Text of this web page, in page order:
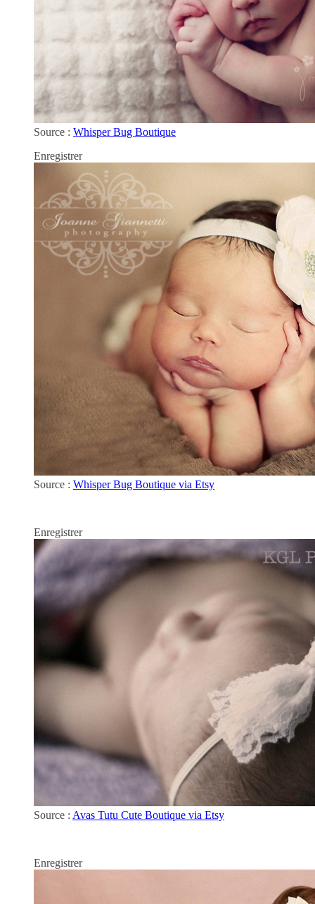
Source : Whisper Bug Boutique
Enregistrer
Source : Whisper Bug Boutique via Etsy
Enregistrer
Source : Avas Tutu Cute Boutique via Etsy
Enregistrer